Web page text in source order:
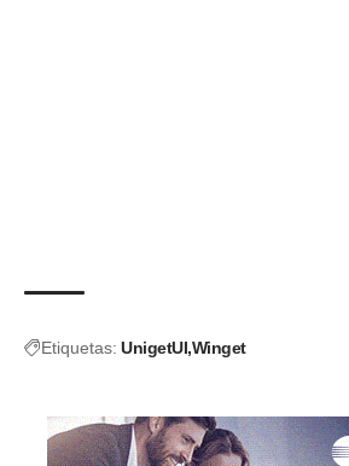
Etiquetas: UnigetUI Winget